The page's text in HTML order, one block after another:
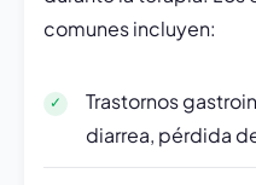
comunes incluyen:
Trastornos
diarrea, pérdida